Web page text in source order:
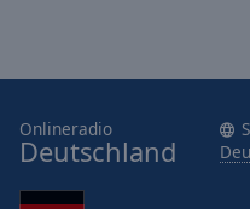
Onlineradio
Deutschland